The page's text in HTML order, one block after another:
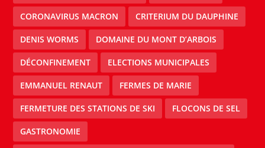
CORONAVIRUS MACRON CRITERIUM DU DAUPHINE
DENIS WORMS DOMAINE DU MONT D’ARBOIS
DÉCONFINEMENT ELECTIONS MUNICIPALES
EMMANUEL RENAUT FERMES DE MARIE
FERMETURE DES STATIONS DE SKI FLOCONS DE SEL
GASTRONOMIE